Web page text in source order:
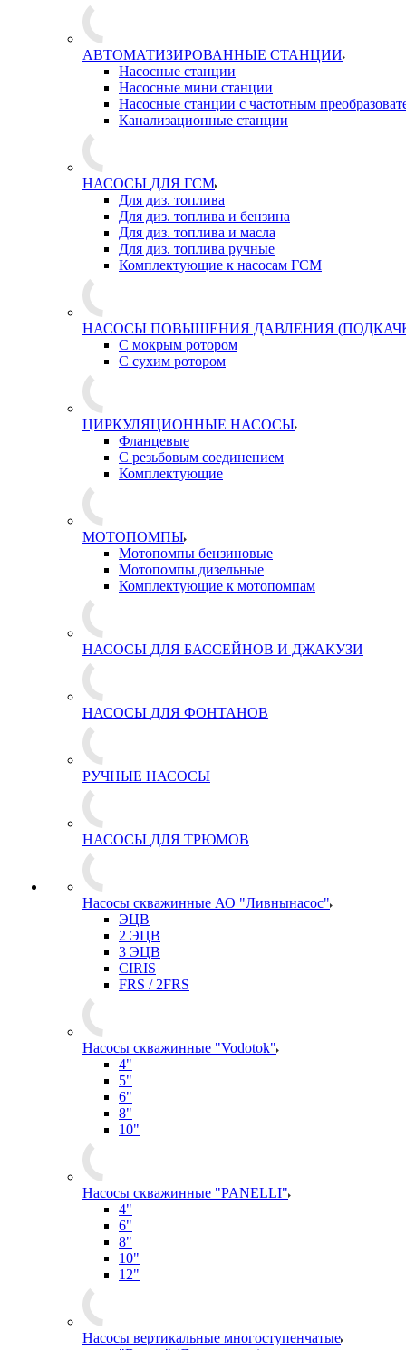
АВТОМАТИЗИРОВАННЫЕ СТАНЦИИ
Насосные станции
Насосные мини станции
Насосные станции с частотным
Канализационные станции
НАСОСЫ ДЛЯ ГСМ
Для диз. топлива
Для диз. топлива и бензина
Для диз. топлива и масла
Для диз. топлива ручные
Комплектующие к насосам ГСМ
НАСОСЫ ПОВЫШЕНИЯ ДАВЛЕНИЯ
С мокрым ротором
С сухим ротором
ЦИРКУЛЯЦИОННЫЕ НАСОСЫ
Фланцевые
С резьбовым соединением
Комплектующие
МОТОПОМПЫ
Мотопомпы бензиновые
Мотопомпы дизельные
Комплектующие к мотопомпам
НАСОСЫ ДЛЯ БАССЕЙНОВ И ДЖАКУЗИ
НАСОСЫ ДЛЯ ФОНТАНОВ
РУЧНЫЕ НАСОСЫ
НАСОСЫ ДЛЯ ТРЮМОВ
Насосы скважинные АО "Ливнынасос"
ЭЦВ
2 ЭЦВ
3 ЭЦВ
CIRIS
FRS / 2FRS
Насосы скважинные "Vodotok"
4"
5"
6"
8"
10"
Насосы скважинные "PANELLI"
4"
6"
8"
10"
12"
Насосы вертикальные многоступенчатые